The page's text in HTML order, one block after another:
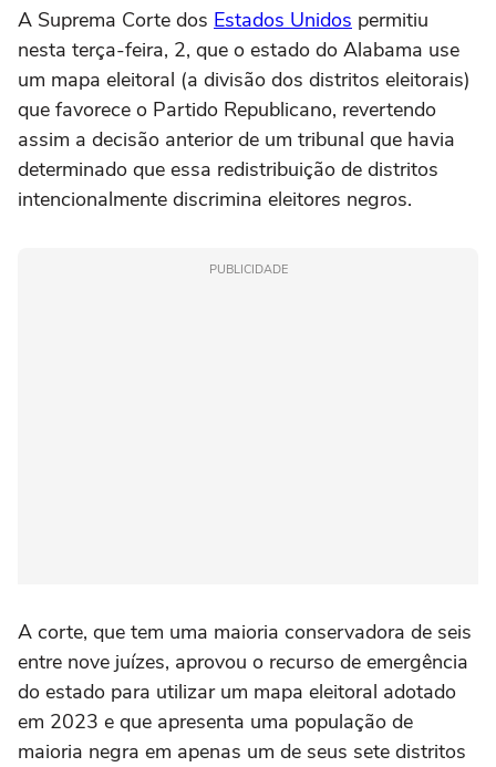
A Suprema Corte dos Estados Unidos permitiu
nesta terça-feira, 2, que o estado do Alabama use
um mapa eleitoral (a divisão dos distritos eleitorais)
que favorece o Partido Republicano, revertendo
assim a decisão anterior de um tribunal que havia
determinado que essa redistribuição de distritos
intencionalmente discrimina eleitores negros.
PUBLICIDADE
A corte, que tem uma maioria conservadora de seis
entre nove juízes, aprovou o recurso de emergência
do estado para utilizar um mapa eleitoral adotado
em 2023 e que apresenta uma população de
maioria negra em apenas um de seus sete distritos